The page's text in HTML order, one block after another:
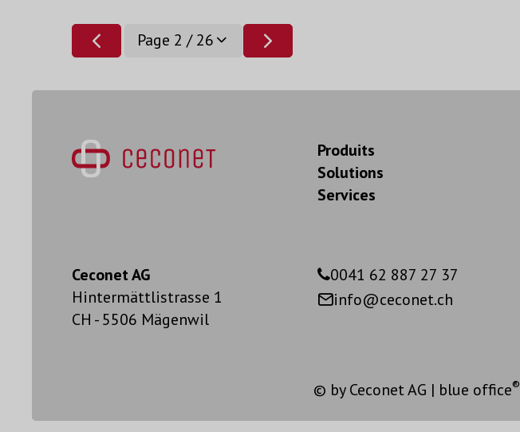
Page 2 / 26
Produits
Solutions
Services
Ceconet AG
Hintermättlistrasse 1
CH - 5506 Mägenwil
0041 62 887 27 37
info@ceconet.ch
© byCeconet AG | blue office®